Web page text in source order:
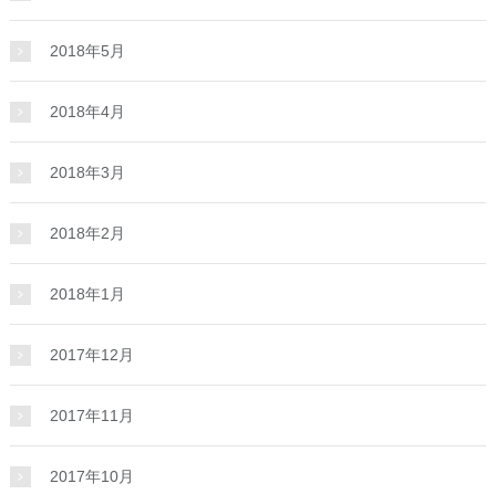
2018年5月
2018年4月
2018年3月
2018年2月
2018年1月
2017年12月
2017年11月
2017年10月